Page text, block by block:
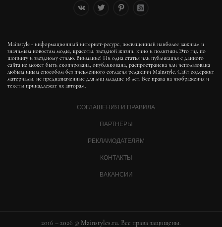
Mainstyle - информационный интернет-ресурс, посвященный наиболее важным и
значимым новостям моды, красоты, звездной жизни, кино и политики. Это гид по
шопингу и звездному стилю. Внимание! Ни одна статья или публикация с данного
сайта не может быть скопирована, опубликована, распространена или использована
любым иным способом без письменного согласия редакции Mainstyle. Сайт содержит
материалы, не предназначенные для лиц младше 18 лет. Все права на изображения и
тексты принадлежат их авторам.
СОГЛАШЕНИЯ И ПРАВИЛА
ПАРТНЁРЫ
РЕКЛАМОДАТЕЛЯМ
КОНТАКТЫ
ВАКАНСИИ
2016 – 2026 © Mainstyles.ru. Все права защищены.